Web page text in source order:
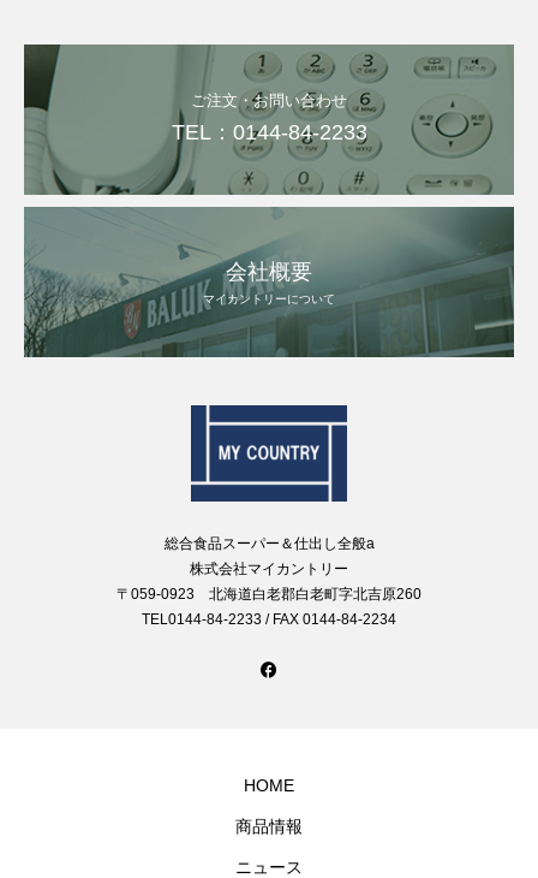
ご注文・お問い合わせ
TEL：0144-84-2233
会社概要
マイカントリーについて
総合食品スーパー＆仕出し全般a
株式会社マイカントリー
〒059-0923 北海道白老郡白老町字北吉原260
TEL0144-84-2233 / FAX 0144-84-2234
HOME
商品情報
ニュース